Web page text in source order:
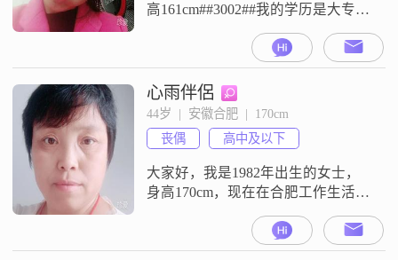
高161cm##3002##我的学历是大专，
5000元之间##3002##关于我的性
格，大家都说我是一个善解人意的
人，平时也比较独立自信##3002##
我心思比较细腻敏感，但性格随
和，很容易跟人相处##3002##我是
一个热爱生活的人，对待感情和生
活都
心雨伴侶
44岁  |  安徽合肥  |  170cm
丧偶
高中及以下
大家好，我是1982年出生的女士，
身高170cm，现在在合肥工作生活
目前的月收入在5001到8000元之间
##3002##我的性格比较开朗爱笑，